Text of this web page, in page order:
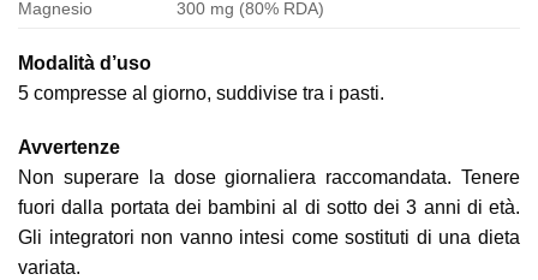
Magnesio 300 mg (80% RDA)
Modalità d’uso
5 compresse al giorno, suddivise tra i pasti.
Avvertenze
Non superare la dose giornaliera raccomandata. Tenere
fuori dalla portata dei bambini al di sotto dei 3 anni di età.
Gli integratori non vanno intesi come sostituti di una dieta
variata.